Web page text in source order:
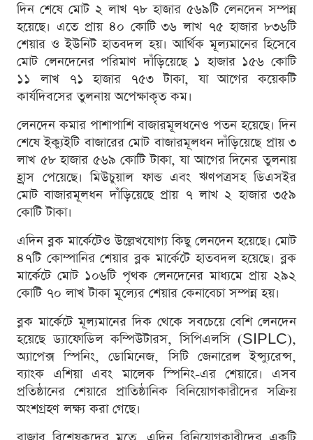
দিন শেষে মোট ২ লাখ ৭৮ হাজার ৫৬৯টি লেনদেন সম্পন্ন
হয়েছে। এতে প্রায় ৪০ কোটি ৩৬ লাখ ৭৫ হাজার ৮৩৬টি
শেয়ার ও ইউনিট হাতবদল হয়। আর্থিক মূল্যমানের হিসেবে
মোট লেনদেনের পরিমাণ দাঁড়িয়েছে ১ হাজার ১৫৬ কোটি
১১ লাখ ৭১ হাজার ৭৫৩ টাকা, যা আগের কয়েকটি
কার্যদিবসের তুলনায় অপেক্ষাকৃত কম।
লেনদেন কমার পাশাপাশি বাজারমূলধনেও পতন হয়েছে। দিন
শেষে ইক্যুইটি বাজারের মোট বাজারমূলধন দাঁড়িয়েছে প্রায় ৩
লাখ ৫৮ হাজার ৫৬৯ কোটি টাকা, যা আগের দিনের তুলনায়
হ্রাস পেয়েছে। মিউচুয়াল ফান্ড এবং ঋণপত্রসহ ডিএসইর
মোট বাজারমূলধন দাঁড়িয়েছে প্রায় ৭ লাখ ২ হাজার ৩৫৯
কোটি টাকা।
এদিন ব্লক মার্কেটেও উল্লেখযোগ্য কিছু লেনদেন হয়েছে। মোট
৪৭টি কোম্পানির শেয়ার ব্লক মার্কেটে হাতবদল হয়েছে। ব্লক
মার্কেটে মোট ১০৬টি পৃথক লেনদেনের মাধ্যমে প্রায় ২৯২
কোটি ৭০ লাখ টাকা মূল্যের শেয়ার কেনাবেচা সম্পন্ন হয়।
ব্লক মার্কেটে মূল্যমানের দিক থেকে সবচেয়ে বেশি লেনদেন
হয়েছে ড্যাফোডিল কম্পিউটারস, সিপিএলসি (SIPLC),
অ্যাপেক্স স্পিনিং, ডোমিনেজ, সিটি জেনারেল ইন্স্যুরেন্স,
ব্যাংক এশিয়া এবং মালেক স্পিনিং-এর শেয়ারে। এসব
প্রতিষ্ঠানের শেয়ারে প্রাতিষ্ঠানিক বিনিয়োগকারীদের সক্রিয়
অংশগ্রহণ লক্ষ্য করা গেছে।